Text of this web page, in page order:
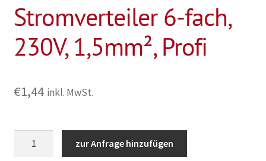
Stromverteiler 6-fach,
230V, 1,5mm², Profi
€1,44 inkl. MwSt.
zur Anfrage hinzufügen